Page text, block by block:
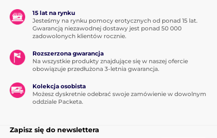
15 lat na rynku
Jesteśmy na rynku pomocy erotycznych od ponad 15 lat.
Gwarancją niezawodnej dostawy jest ponad 50 000
zadowolonych klientów rocznie.
Rozszerzona gwarancja
Na wszystkie produkty znajdujące się w naszej ofercie
obowiązuje przedłużona 3-letnia gwarancja.
Kolekcja osobista
Możesz dyskretnie odebrać swoje zamówienie w dowolnym
oddziale Packeta.
Zapisz się do newslettera